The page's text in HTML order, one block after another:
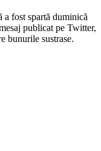
fost spartă duminică
publicat pe Twitter,
bunurile sustrase.